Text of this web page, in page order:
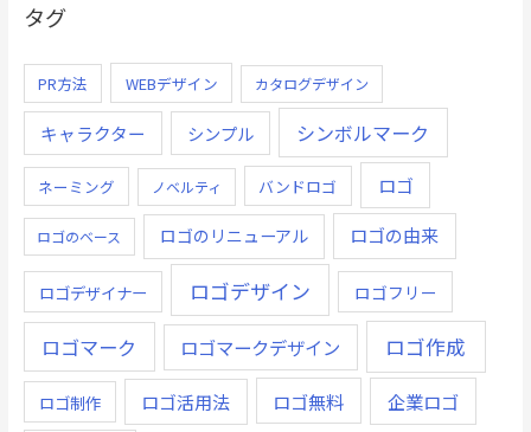
タグ
PR方法 WEBデザイン カタログデザイン
キャラクター シンプル シンボルマーク
ネーミング ノベルティ バンドロゴ ロゴ
ロゴのベース ロゴのリニューアル ロゴの由来
ロゴデザイナー ロゴデザイン ロゴフリー
ロゴマーク ロゴマークデザイン ロゴ作成
ロゴ制作 ロゴ活用法 ロゴ無料 企業ロゴ